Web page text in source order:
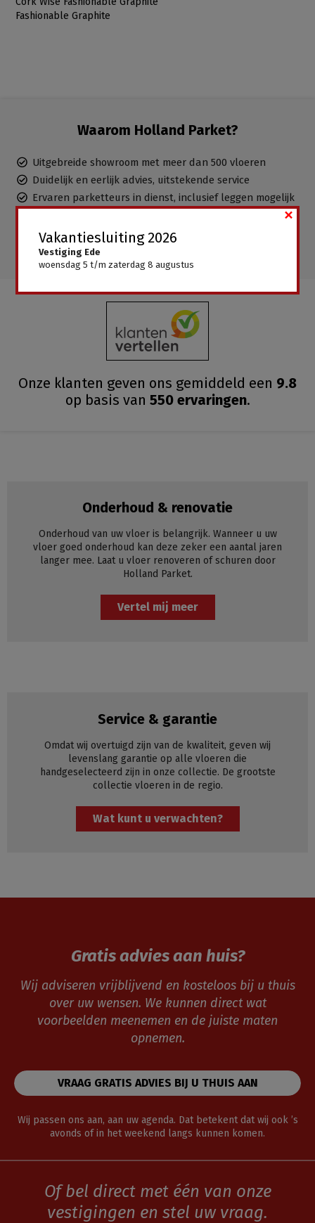
Fashionable Graphite
Waarom Holland Parket?
Uitgebreide showroom met meer dan 500 vloeren
Duidelijk en eerlijk advies, uitstekende service
Ervaren parketteurs in dienst, inclusief leggen mogelijk
Alle vloeren direct leverbaar, geen wachttijden
Onze klanten geven ons gemiddeld een 9.8
op basis van 550ervaringen.
Onderhoud & renovatie
Onderhoud van uw vloer is belangrijk. Wanneer u uw
vloer goed onderhoud kan deze zeker een aantal jaren
langer mee. Laat u vloer renoveren of schuren door
Holland Parket.
Vertel mij meer
Service & garantie
Omdat wij overtuigd zijn van de kwaliteit, geven wij
levenslang garantie op alle vloeren die
handgeselecteerd zijn in onze collectie. De grootste
collectie vloeren in de regio.
Wat kunt u verwachten?
Gratis advies aan huis?
Wij adviseren vrijblijvend en kosteloos bij u thuis
over uw wensen. We kunnen direct wat
voorbeelden meenemen en de juiste maten
opnemen.
VRAAG GRATIS ADVIES BIJ U THUIS AAN
Wij passen ons aan, aan uw agenda. Dat betekent dat wij ook ’s
avonds of in het weekend langs kunnen komen.
Of bel direct met één van onze
vestigingen en stel uw vraag.
Vakantiesluiting 2026
Vestiging Ede
woensdag 5 t/m zaterdag 8 augustus
×